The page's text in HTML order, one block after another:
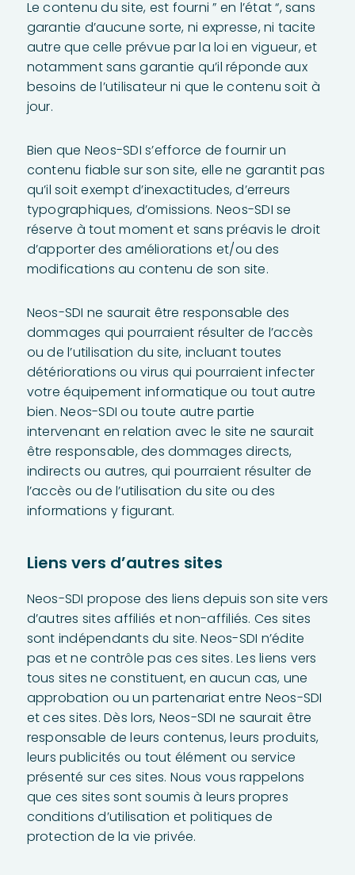
Le contenu du site, est fourni ” en l’état “, sans
garantie d’aucune sorte, ni expresse, ni tacite
autre que celle prévue par la loi en vigueur, et
notamment sans garantie qu’il réponde aux
besoins de l’utilisateur ni que le contenu soit à
jour.
Bien que Neos-SDI s’efforce de fournir un
contenu fiable sur son site, elle ne garantit pas
qu’il soit exempt d’inexactitudes, d’erreurs
typographiques, d’omissions. Neos-SDI se
réserve à tout moment et sans préavis le droit
d’apporter des améliorations et/ou des
modifications au contenu de son site.
Neos-SDI ne saurait être responsable des
dommages qui pourraient résulter de l’accès
ou de l’utilisation du site, incluant toutes
détériorations ou virus qui pourraient infecter
votre équipement informatique ou tout autre
bien. Neos-SDI ou toute autre partie
intervenant en relation avec le site ne saurait
être responsable, des dommages directs,
indirects ou autres, qui pourraient résulter de
l’accès ou de l’utilisation du site ou des
informations y figurant.
Liens vers d’autres sites
Neos-SDI propose des liens depuis son site vers
d’autres sites affiliés et non-affiliés. Ces sites
sont indépendants du site. Neos-SDI n’édite
pas et ne contrôle pas ces sites. Les liens vers
tous sites ne constituent, en aucun cas, une
approbation ou un partenariat entre Neos-SDI
et ces sites. Dès lors, Neos-SDI ne saurait être
responsable de leurs contenus, leurs produits,
leurs publicités ou tout élément ou service
présenté sur ces sites. Nous vous rappelons
que ces sites sont soumis à leurs propres
conditions d’utilisation et politiques de
protection de la vie privée.